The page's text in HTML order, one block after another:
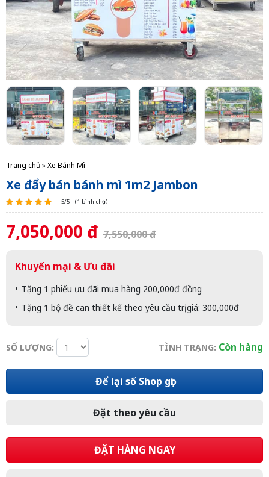
Trang chủ»Xe Bánh Mì
Xe đẩy bán bánh mì 1m2 Jambon
5/5 - (1 bình chọn)
7,050,000 đ 7,550,000 đ
Khuyến mại & Ưu đãi
Tặng 1 phiếu ưu đãi mua hàng 200,000đ đồng
Tặng 1 bộ đề can thiết kế theo yêu cầu trị giá: 300,000đ
SỐ LƯỢNG: TÌNH TRẠNG: Còn hàng
Để lại số Shop gọi
Đặt theo yêu cầu
ĐẶT HÀNG NGAY